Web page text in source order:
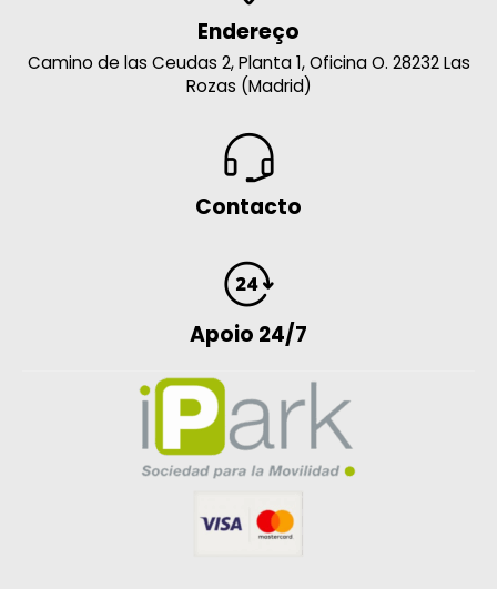
Endereço
Camino de las Ceudas 2, Planta 1, Oficina O. 28232 Las
Rozas (Madrid)
Contacto
Apoio 24/7